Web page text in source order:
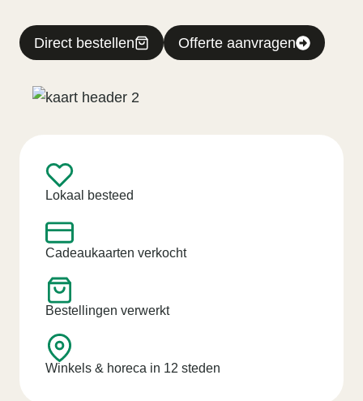
Direct bestellen Offerte aanvragen
Lokaal besteed
Cadeaukaarten verkocht
Bestellingen verwerkt
Winkels & horeca in 12 steden